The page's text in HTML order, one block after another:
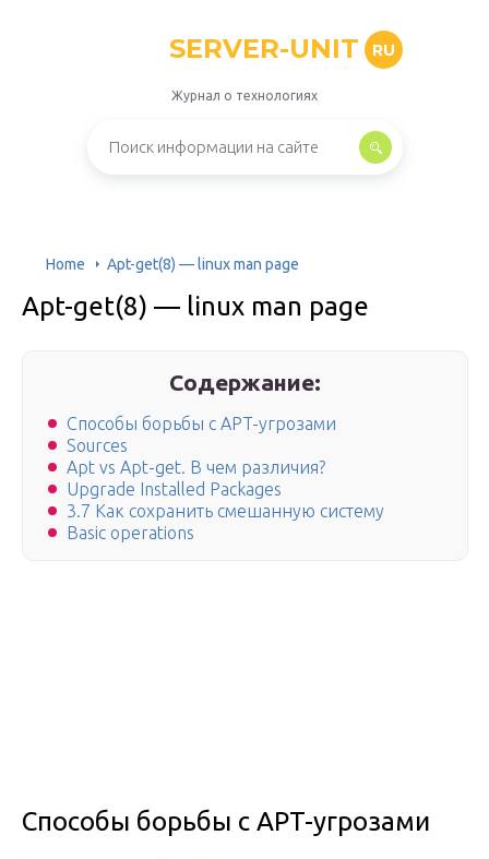
SERVER-UNIT RU
Журнал о технологиях
Home Apt-get(8) — linux man page
Apt-get(8) — linux man page
Содержание:
Способы борьбы с APT-угрозами
Sources
Apt vs Apt-get. В чем различия?
Upgrade Installed Packages
3.7 Как сохранить смешанную систему
Basic operations
Способы борьбы с APT-угрозами